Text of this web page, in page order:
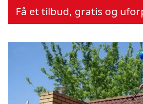
Få et tilbud, gratis og